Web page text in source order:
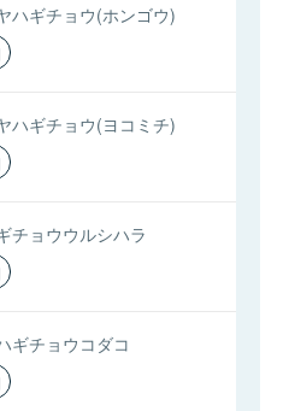
ハギチョウ(ホンゴウ)
ハギチョウ(ヨコミチ)
チョウウルシハラ
ギチョウコダコ